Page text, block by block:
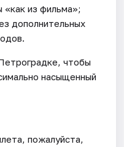
«как из фильма»;
дополнительных
чтобы
насыщенный
пожалуйста,